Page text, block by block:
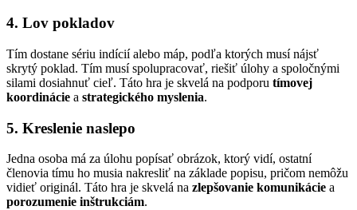
4. Lov pokladov
Tím dostane sériu indícií alebo máp, podľa ktorých musí nájsť
skrytý poklad. Tím musí spolupracovať, riešiť úlohy a spoločnými
silami dosiahnuť cieľ. Táto hra je skvelá na podporu tímovej
koordinácie a strategického myslenia.
5. Kreslenie naslepo
Jedna osoba má za úlohu popísať obrázok, ktorý vidí, ostatní
členovia tímu ho musia nakresliť na základe popisu, pričom nemôžu
vidieť originál. Táto hra je skvelá na zlepšovanie komunikácie a
porozumenie inštrukciám.